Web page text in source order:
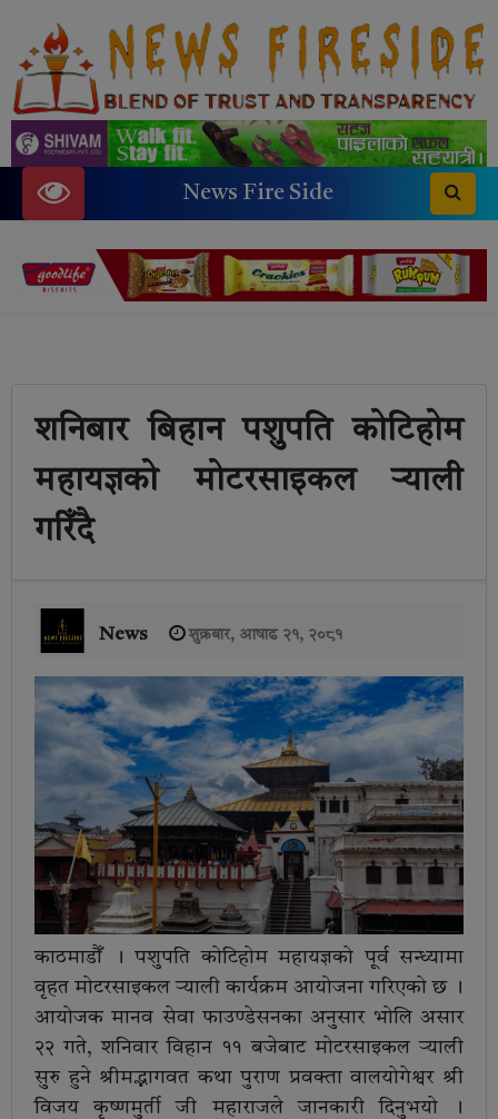
News Fire Side
शनिबार बिहान पशुपति कोटिहोम
महायज्ञको मोटरसाइकल र्‍याली
गरिँदै
News शुक्रबार, आषाढ २१, २०८१
काठमाडौँ । पशुपति कोटिहोम महायज्ञको पूर्व सन्ध्यामा
वृहत मोटरसाइकल र्‍याली कार्यक्रम आयोजना गरिएको छ ।
आयोजक मानव सेवा फाउण्डेसनका अनुसार भोलि असार
२२ गते, शनिवार विहान ११ बजेबाट मोटरसाइकल र्‍याली
सुरु हुने श्रीमद्भागवत कथा पुराण प्रवक्ता वालयोगेश्वर श्री
विजय कृष्णमुर्ती जी महाराजले जानकारी दिनुभयो ।